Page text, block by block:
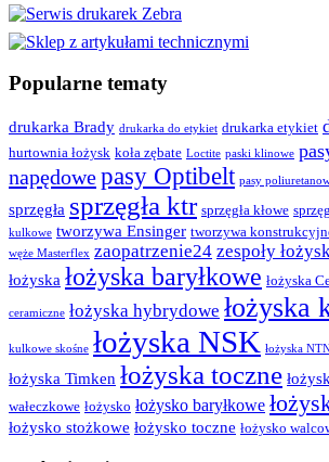
Popularne tematy
drukarka Brady drukarka do etykiet drukarka etykiet
hurtownia łożysk koła zębate Loctite paski klinowe
napędowepasy Optibelt pasy
sprzęgła sprzęgła ktr sprzęgła kłowe
kulkowe tworzywa Ensinger tworzywa
węże Masterflex zaopatrzenie24 zespoły
łożyska łożyska baryłkowe łożyska
ceramiczne łożyska hybrydowe łożyska
kulkowe skośne łożyska NSK łożyska
łożyska Timken łożyska toczne
wałeczkowe łożysko łożysko baryłkowe
łożysko stożkowe łożysko toczne łożysko